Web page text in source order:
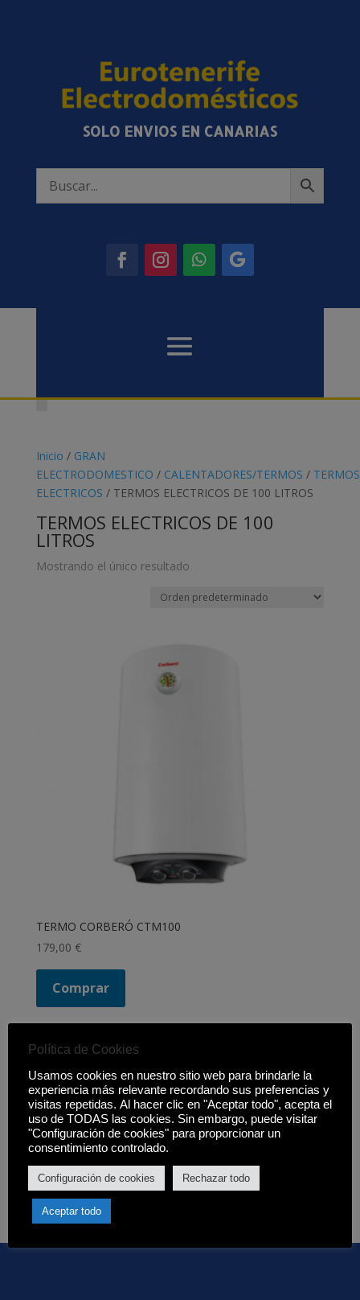
SOLO ENVIOS EN CANARIAS
Inicio / GRAN
ELECTRODOMESTICO / CALENTADORES/TERMOS / TERMOS
ELECTRICOS / TERMOS ELECTRICOS DE 100 LITROS
TERMOS ELECTRICOS DE 100
LITROS
Mostrando el único resultado
TERMO CORBERÓ CTM100
179,00 €
Comprar
Filtrar productos
Cerrar
Filtros
Estado
Disponibilidad
Hay existencias
Aplicar
Política de Cookies
Usamos cookies en nuestro sitio web para brindarle la
experiencia más relevante recordando sus preferencias y
visitas repetidas. Al hacer clic en "Aceptar todo", acepta el
uso de TODAS las cookies. Sin embargo, puede visitar
"Configuración de cookies" para proporcionar un
consentimiento controlado.
Configuración de cookies Rechazar todo
Aceptar todo